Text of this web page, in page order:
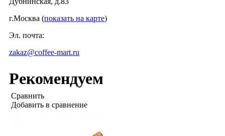
г.Москва (показать на карте)
Эл. почта:
zakaz@coffee-mart.ru
Рекомендуем
Сравнить
Добавить в сравнение